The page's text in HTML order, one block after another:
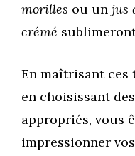
morilles ou un jus
crémé
En maîtrisant ces
en choisissant
appropriés, vous
impressionner